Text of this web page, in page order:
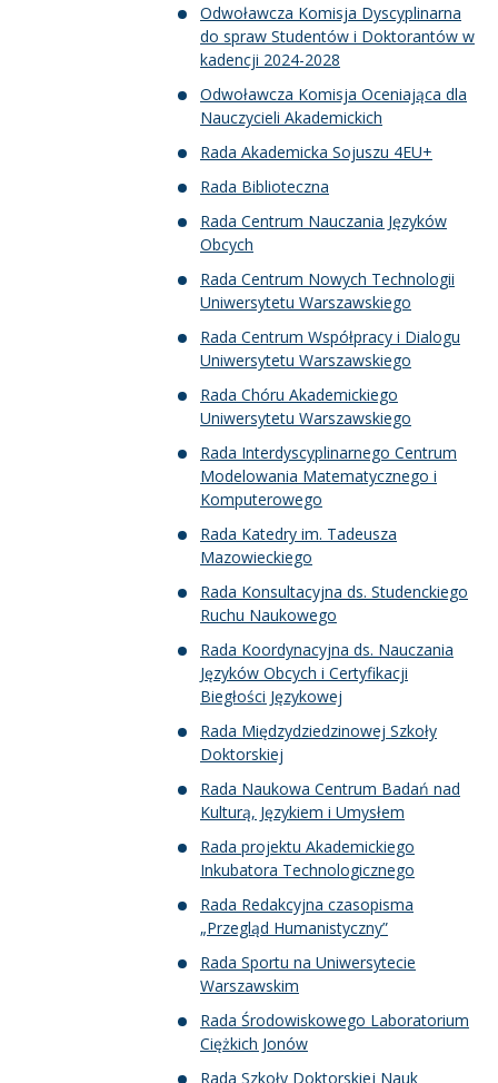
Odwoławcza Komisja Dyscyplinarna
do spraw Studentów i Doktorantów w
kadencji 2024-2028
Odwoławcza Komisja Oceniająca dla
Nauczycieli Akademickich
Rada Akademicka Sojuszu 4EU+
Rada Biblioteczna
Rada Centrum Nauczania Języków
Obcych
Rada Centrum Nowych Technologii
Uniwersytetu Warszawskiego
Rada Centrum Współpracy i Dialogu
Uniwersytetu Warszawskiego
Rada Chóru Akademickiego
Uniwersytetu Warszawskiego
Rada Interdyscyplinarnego Centrum
Modelowania Matematycznego i
Komputerowego
Rada Katedry im. Tadeusza
Mazowieckiego
Rada Konsultacyjna ds. Studenckiego
Ruchu Naukowego
Rada Koordynacyjna ds. Nauczania
Języków Obcych i Certyfikacji
Biegłości Językowej
Rada Międzydziedzinowej Szkoły
Doktorskiej
Rada Naukowa Centrum Badań nad
Kulturą, Językiem i Umysłem
Rada projektu Akademickiego
Inkubatora Technologicznego
Rada Redakcyjna czasopisma
„Przegląd Humanistyczny”
Rada Sportu na Uniwersytecie
Warszawskim
Rada Środowiskowego Laboratorium
Ciężkich Jonów
Rada Szkoły Doktorskiej Nauk